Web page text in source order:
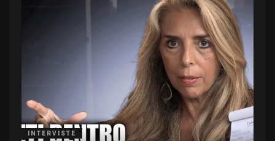
INTERVISTE